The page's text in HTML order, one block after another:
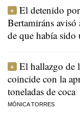
El detenido
Bertamiráns
de que había
El hallazgo de
coincide con la
toneladas de coca
MÓNICA TORRES